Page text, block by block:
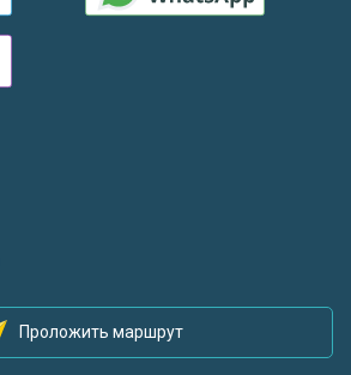
Проложить маршрут